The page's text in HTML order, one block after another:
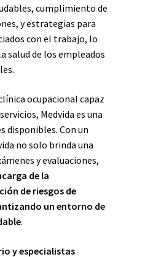
cumplimiento de
y estrategias para
con el trabajo, lo
salud de los empleados
ocupacional capaz
Medvida es una
disponibles. Con un
no solo brinda una
y evaluaciones,
de la
de riesgos de
un entorno de
.
y especialistas